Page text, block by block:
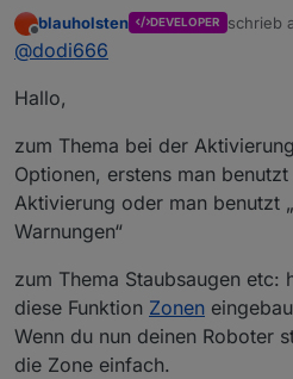
in die Alarmanlage
Wie habt ihr das
Wohnung.
Zudem lasse ich bei
Staubsaugerroboter
auch die
Schön wäre es in
diese Fälle
Sprich, zum
können die
und erst nach einer
werden diese dann
Offline
blauholsten DEVELOPER schrieb
zuletzt
@dodi666
Hallo,
zum Thema bei der
Optionen, erstens man
Aktivierung oder man benutzt
Warnungen“
zum Thema Staubsaugen etc:
diese Funktion Zonen
Wenn du nun deinen Roboter
die Zone einfach.